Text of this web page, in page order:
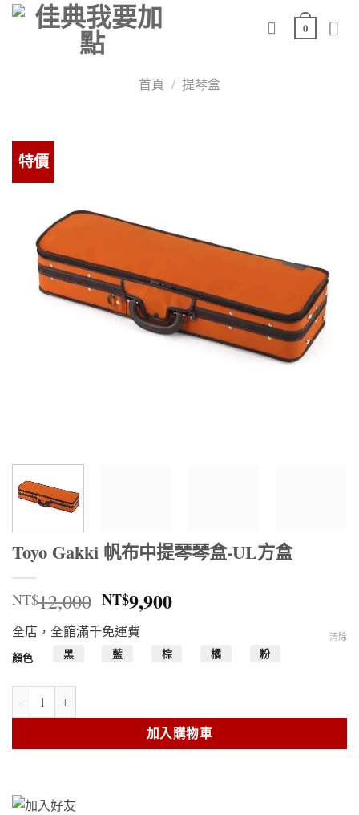
Skip
0
首頁 / 提琴盒
特價
Toyo Gakki 帆布中提琴琴盒-UL方盒
NT$12,000 原
始
價
格：
NT$9,900目
格：
全店，全館滿千免運費
顏色 黑 藍 棕 橘 粉
清除
Toyo Gakki 帆布中提琴琴盒-UL方盒 數量
加入購物車